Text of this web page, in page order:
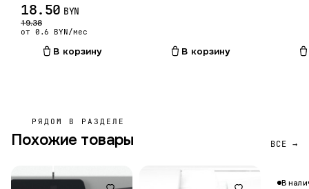
18.50 BYN
19.38
от 0.6 BYN/мес
В корзину В корзину
РЯДОМ В РАЗДЕЛЕ
Похожие товары ВСЕ →
В